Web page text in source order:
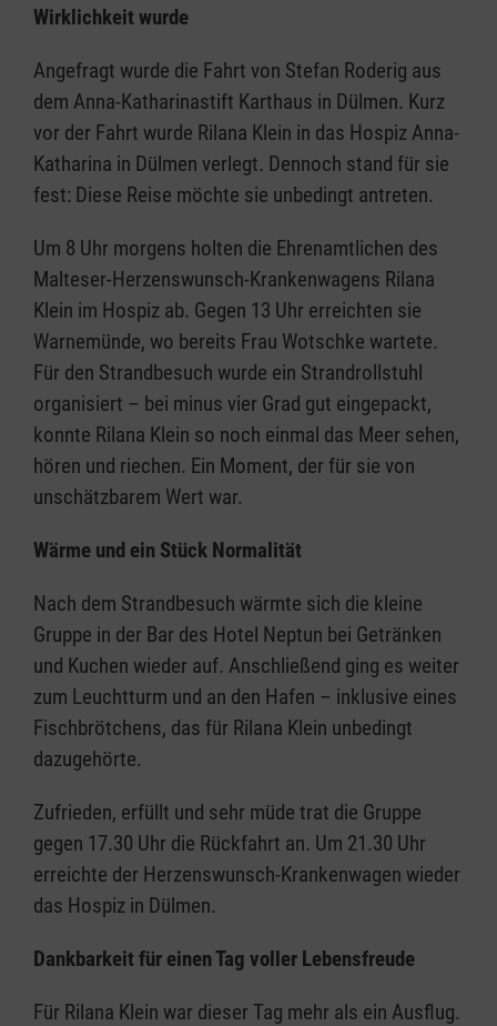
Wirklichkeit wurde
Angefragt wurde die Fahrt von Stefan Roderig aus
dem Anna-Katharinastift Karthaus in Dülmen. Kurz
vor der Fahrt wurde Rilana Klein in das Hospiz Anna-
Katharina in Dülmen verlegt. Dennoch stand für sie
fest: Diese Reise möchte sie unbedingt antreten.
Um 8 Uhr morgens holten die Ehrenamtlichen des
Malteser-Herzenswunsch-Krankenwagens Rilana
Klein im Hospiz ab. Gegen 13 Uhr erreichten sie
Warnemünde, wo bereits Frau Wotschke wartete.
Für den Strandbesuch wurde ein Strandrollstuhl
organisiert – bei minus vier Grad gut eingepackt,
konnte Rilana Klein so noch einmal das Meer sehen,
hören und riechen. Ein Moment, der für sie von
unschätzbarem Wert war.
Wärme und ein Stück Normalität
Nach dem Strandbesuch wärmte sich die kleine
Gruppe in der Bar des Hotel Neptun bei Getränken
und Kuchen wieder auf. Anschließend ging es weiter
zum Leuchtturm und an den Hafen – inklusive eines
Fischbrötchens, das für Rilana Klein unbedingt
dazugehörte.
Zufrieden, erfüllt und sehr müde trat die Gruppe
gegen 17.30 Uhr die Rückfahrt an. Um 21.30 Uhr
erreichte der Herzenswunsch-Krankenwagen wieder
das Hospiz in Dülmen.
Dankbarkeit für einen Tag voller Lebensfreude
Für Rilana Klein war dieser Tag mehr als ein Ausflug.